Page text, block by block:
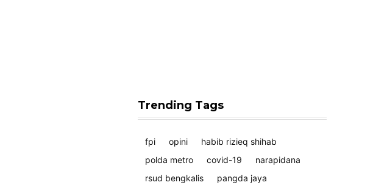
Trending Tags
fpi opini
habib rizieq shihab
polda metro
covid-19
narapidana
rsud bengkalis
pangda jaya